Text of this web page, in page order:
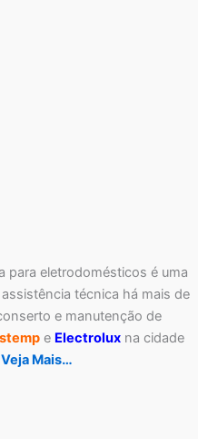
para eletrodomésticos é uma
técnica há mais de
e manutenção de
e Electrolux na cidade
Veja Mais…